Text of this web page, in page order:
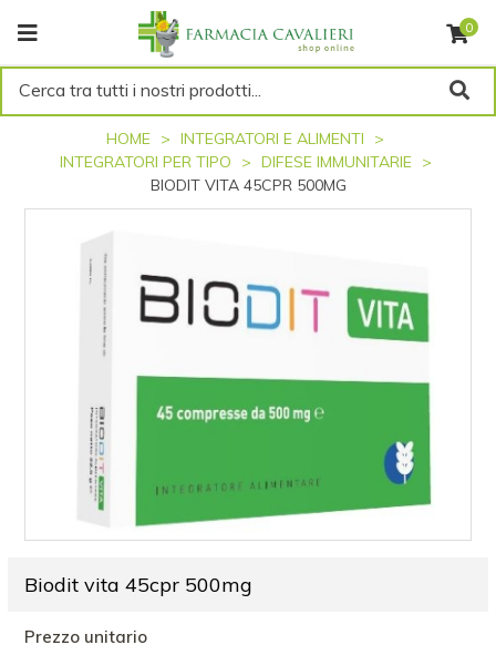
0
Cerca tra tutti i nostri prodotti...
HOME
INTEGRATORI E ALIMENTI
INTEGRATORI PER TIPO
DIFESE IMMUNITARIE
BIODIT VITA 45CPR 500MG
Biodit vita 45cpr 500mg